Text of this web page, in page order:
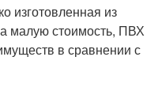
изготовленная из
малую стоимость, ПВХ
в сравнении с